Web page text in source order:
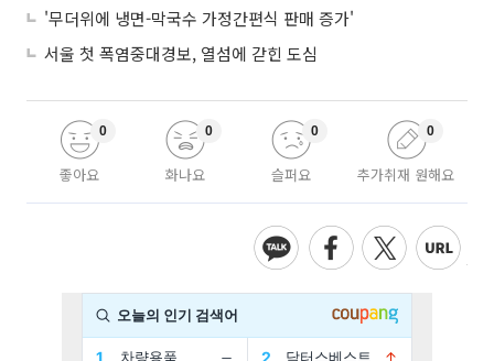
'무더위에 냉면-막국수 가정간편식 판매 증가'
서울 첫 폭염중대경보, 열섬에 갇힌 도심
좋아요
0
화나요
0
슬퍼요
0
추가취재 원해요
0